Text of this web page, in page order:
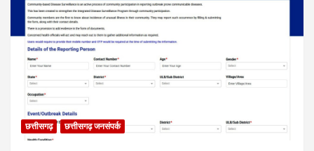
छत्तीसगढ़ छत्तीसगढ़ जनसंपर्क